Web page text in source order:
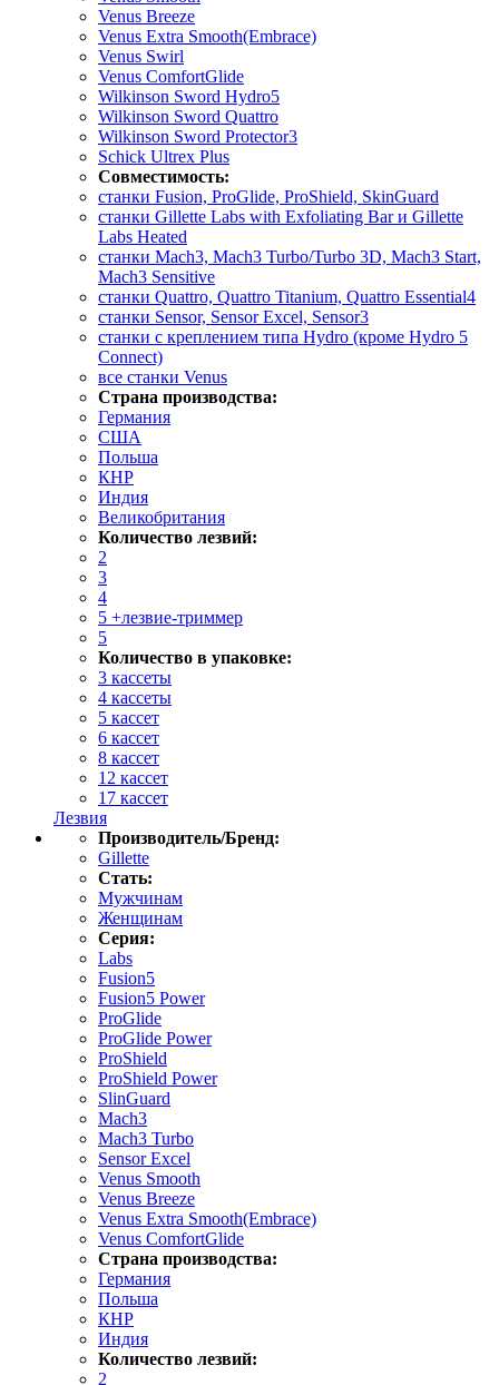
Venus Breeze
Venus Extra Smooth(Embrace)
Venus Swirl
Venus ComfortGlide
Wilkinson Sword Hydro5
Wilkinson Sword Quattro
Wilkinson Sword Protector3
Schick Ultrex Plus
Совместимость:
станки Fusion, ProGlide, ProShield, SkinGuard
станки Gillette Labs with Exfoliating Bar и Gillette
Labs Heated
станки Mach3, Mach3 Turbo/Turbo 3D, Mach3 Start,
Mach3 Sensitive
станки Quattro, Quattro Titanium, Quattro Essential4
станки Sensor, Sensor Excel, Sensor3
станки с креплением типа Hydro (кроме Hydro 5
Connect)
все станки Venus
Страна производства:
Германия
США
Польша
КНР
Индия
Великобритания
Количество лезвий:
2
3
4
5 +лезвие-триммер
5
Количество в упаковке:
3 кассеты
4 кассеты
5 кассет
6 кассет
8 кассет
12 кассет
17 кассет
Лезвия
Производитель/Бренд:
Gillette
Стать:
Мужчинам
Женщинам
Серия:
Labs
Fusion5
Fusion5 Power
ProGlide
ProGlide Power
ProShield
ProShield Power
SlinGuard
Mach3
Mach3 Turbo
Sensor Excel
Venus Smooth
Venus Breeze
Venus Extra Smooth(Embrace)
Venus ComfortGlide
Страна производства:
Германия
Польша
КНР
Индия
Количество лезвий:
2